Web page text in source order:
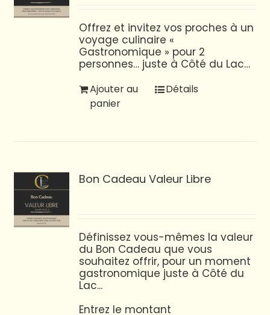
Offrez et invitez vos proches à un
voyage culinaire «
Gastronomique » pour 2
personnes… juste à Côté du Lac…
Ajouter au
panier
Détails
Bon Cadeau Valeur Libre
Définissez vous-mêmes la valeur
du Bon Cadeau que vous
souhaitez offrir, pour un moment
gastronomique juste à Côté du
Lac...
Entrez le montant